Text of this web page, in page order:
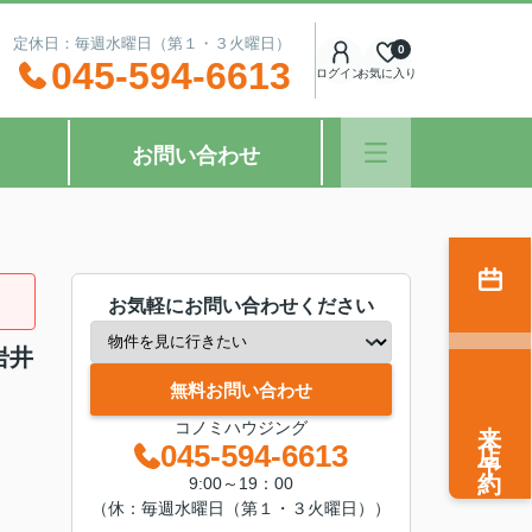
休日：毎週水曜日（第１・３火曜日）
045-594-6613 ログインお気に入り
0
お問い合わせ
井
お気軽にお問い合わせください
無料お問い合わせ
コノミハウジング
045-594-6613
9:00～19：00
（休：毎週水曜日（第１・３火曜日））
来店予約